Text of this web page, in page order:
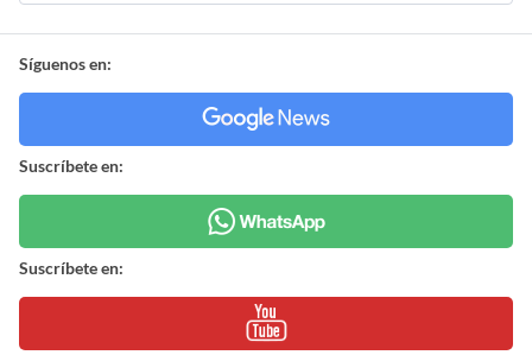
Síguenos en:
Suscríbete en:
Suscríbete en: